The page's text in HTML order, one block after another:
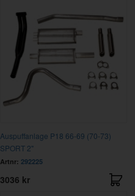
Auspuffanlage P18 66-69 (70-73)
SPORT 2"
Artnr: 292225
3036 kr